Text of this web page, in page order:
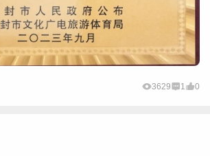
3629 1 0